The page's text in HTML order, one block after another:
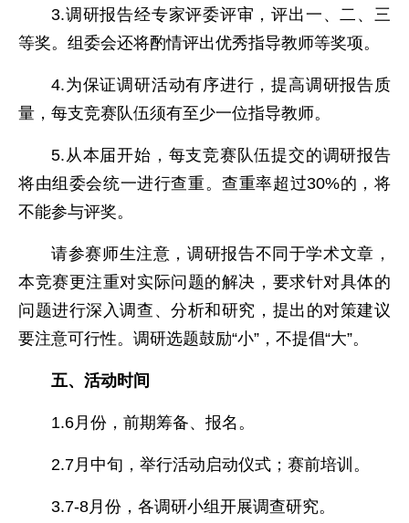
3.调研报告经专家评委评审，评出一、二、三
等奖。组委会还将酌情评出优秀指导教师等奖项。
4.为保证调研活动有序进行，提高调研报告质
量，每支竞赛队伍须有至少一位指导教师。
5.从本届开始，每支竞赛队伍提交的调研报告
将由组委会统一进行查重。查重率超过30%的，将
不能参与评奖。
请参赛师生注意，调研报告不同于学术文章，
本竞赛更注重对实际问题的解决，要求针对具体的
问题进行深入调查、分析和研究，提出的对策建议
要注意可行性。调研选题鼓励“小”，不提倡“大”。
五、活动时间
1.6月份，前期筹备、报名。
2.7月中旬，举行活动启动仪式；赛前培训。
3.7-8月份，各调研小组开展调查研究。